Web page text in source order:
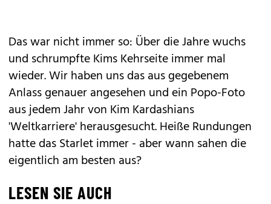
Das war nicht immer so: Über die Jahre wuchs
und schrumpfte Kims Kehrseite immer mal
wieder. Wir haben uns das aus gegebenem
Anlass genauer angesehen und ein Popo-Foto
aus jedem Jahr von Kim Kardashians
'Weltkarriere' herausgesucht. Heiße Rundungen
hatte das Starlet immer - aber wann sahen die
eigentlich am besten aus?
LESEN SIE AUCH